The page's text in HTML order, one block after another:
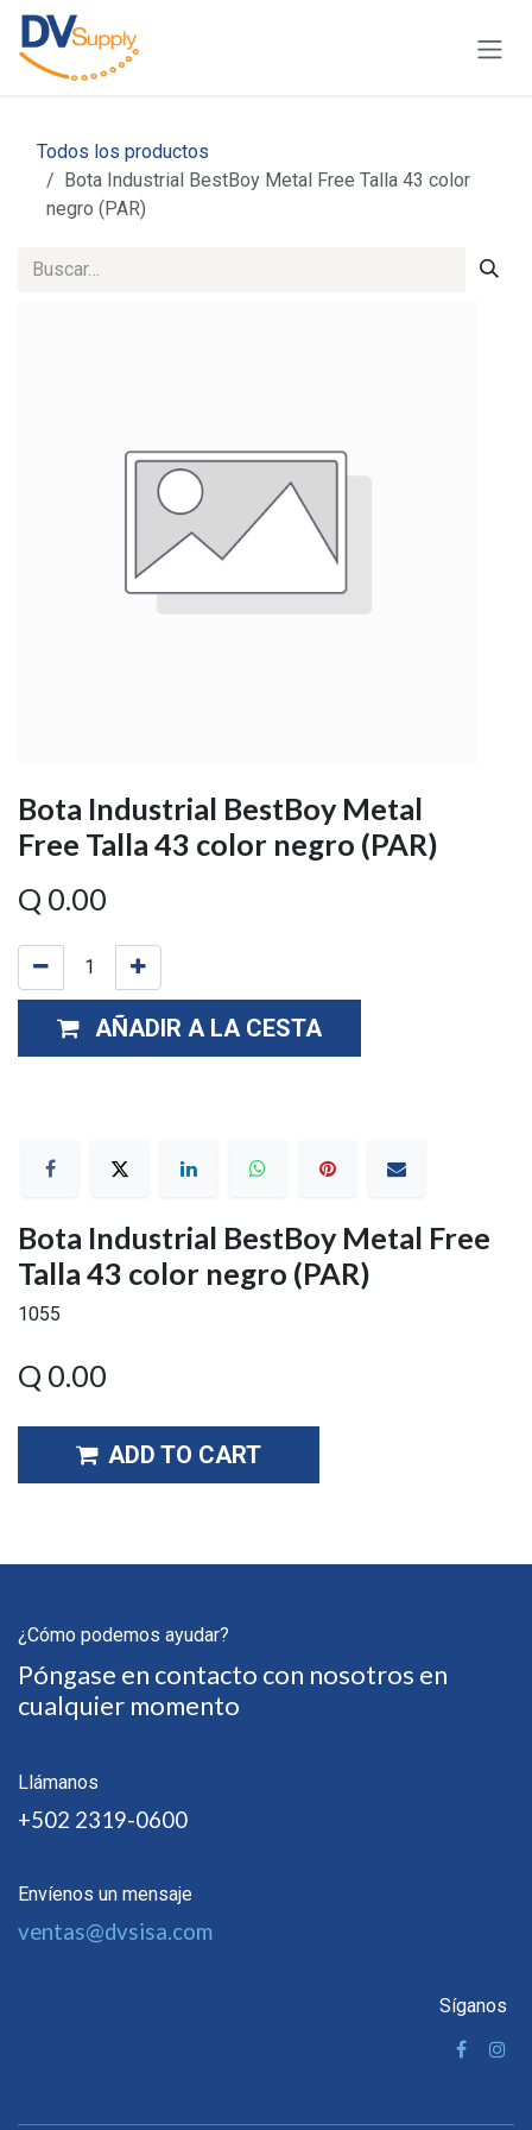
Ir al contenido
Todos los productos
Bota Industrial BestBoy Metal Free Talla 43 color
negro (PAR)
Bota Industrial BestBoy Metal
Free Talla 43 color negro (PAR)
Q 0.00
AÑADIR A LA CESTA
Bota Industrial BestBoy Metal Free
Talla 43 color negro (PAR)
1055
Q 0.00
ADD TO CART
¿Cómo podemos ayudar?
Póngase en contacto con nosotros en
cualquier momento
Llámanos
+502 2319-0600
Envíenos un mensaje
ventas@dvsisa.com
Síganos